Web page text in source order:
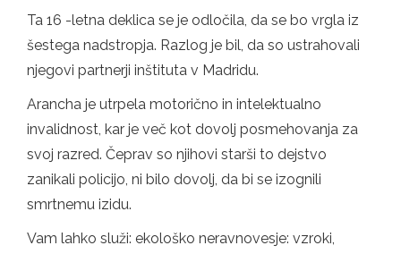
Ta 16 -letna deklica se je odločila, da se bo vrgla iz
šestega nadstropja. Razlog je bil, da so ustrahovali
njegovi partnerji inštituta v Madridu.
Arancha je utrpela motorično in intelektualno
invalidnost, kar je več kot dovolj posmehovanja za
svoj razred. Čeprav so njihovi starši to dejstvo
zanikali policijo, ni bilo dovolj, da bi se izognili
smrtnemu izidu.
Vam lahko služi: ekološko neravnovesje: vzroki,